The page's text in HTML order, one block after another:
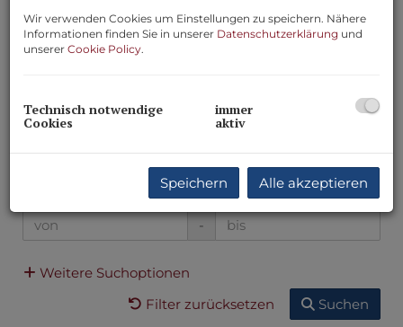
Preis
Zimmer
-
Wohnfläche (von/bis)
-
Weitere Suchoptionen
Filter zurücksetzen
Suchen
Wir verwenden Cookies um Einstellungen zu speichern. Nähere
Informationen finden Sie in unserer Datenschutzerklärung und
unserer Cookie Policy.
Technisch notwendige
Cookies
immer
aktiv
Speichern Alle akzeptieren